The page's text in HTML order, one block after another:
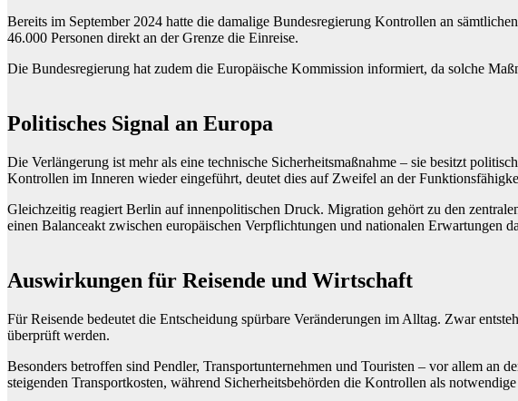
Bereits im September 2024 hatte die damalige Bundesregierung Kontrollen an
46.000 Personen direkt an der Grenze die Einreise.
Die Bundesregierung hat zudem die Europäische Kommission informiert, da solche
Politisches Signal an Europa
Die Verlängerung ist mehr als eine technische Sicherheitsmaßnahme – sie besitzt
Kontrollen im Inneren wieder eingeführt, deutet dies auf Zweifel an der
Gleichzeitig reagiert Berlin auf innenpolitischen Druck. Migration gehört zu den
einen Balanceakt zwischen europäischen Verpflichtungen und nationalen Erwartungen
Auswirkungen für Reisende und Wirtschaft
Für Reisende bedeutet die Entscheidung spürbare Veränderungen im Alltag. Zwar
überprüft werden.
Besonders betroffen sind Pendler, Transportunternehmen und Touristen – vor allem an
steigenden Transportkosten, während Sicherheitsbehörden die Kontrollen als